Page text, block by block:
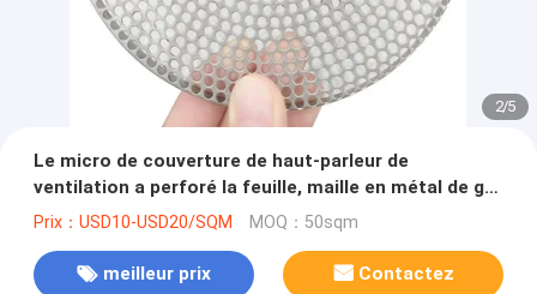
2/5
Le micro de couverture de haut-parleur de
ventilation a perforé la feuille, maille en métal de gril
de haut-parleur
Prix：USD10-USD20/SQM MOQ：50sqm
meilleur prix Contactez